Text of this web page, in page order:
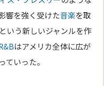
響を強く受けた音楽を取
いう新しいジャンルを作
はアメリカ全体に広が
ていった。